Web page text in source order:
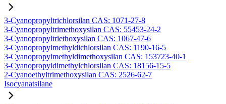
3-Cyanopropyltrichlorsilan CAS: 1071-27-8
3-Cyanopropyltrimethoxysilan CAS: 55453-24-2
3-Cyanopropyltriethoxysilan CAS: 1067-47-6
3-Cyanopropylmethyldichlorsilan CAS: 1190-16-5
3-Cyanopropylmethyldimethoxysilan CAS: 153723-40-1
3-Cyanopropyldimethylchlorsilan CAS: 18156-15-5
2-Cyanoethyltrimethoxysilan CAS: 2526-62-7
Isocyanatsilane